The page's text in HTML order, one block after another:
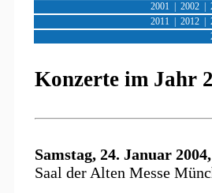
2001
2002
2011
2012
Konzerte im Jahr
Samstag, 24. Januar
Saal der Alten Messe